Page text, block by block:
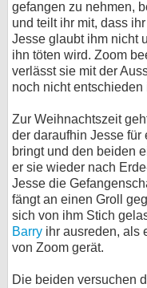
gefangen zu nehmen,
und teilt ihr mit, dass
Jesse glaubt ihm nicht
ihn töten wird. Zoom
verlässt sie mit der
noch nicht entschieden
Zur Weihnachtszeit
der daraufhin Jesse für
bringt und den beiden
er sie wieder nach
Jesse die
fängt an einen Groll
sich von ihm Stich
Barry ihr ausreden, als
von Zoom gerät.
Die beiden versuchen